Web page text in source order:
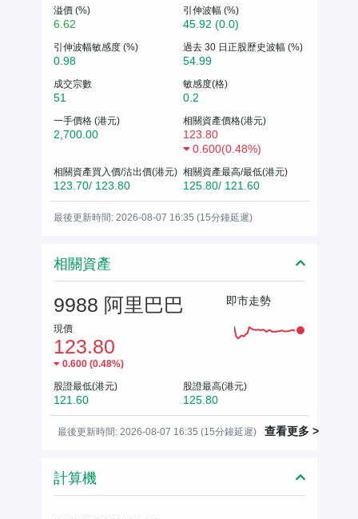
溢價 (%)
6.62
引伸波幅 (%)
45.92 (0.0)
引伸波幅敏感度 (%)
0.98
過去 30 日正股歷史波幅 (%)
54.99
成交宗數
51
敏感度(格)
0.2
一手價格 (港元)
2,700.00
相關資產價格(港元)
123.80
0.600(0.48%)
相關資產買入價/沽出價(港元)
123.70/ 123.80
相關資產最高/最低(港元)
125.80/ 121.60
最後更新時間: 2026-08-07 16:35 (15分鐘延遲)
相關資產
9988 阿里巴巴
現價
123.80
0.600(0.48%)
即市走勢
股證最低(港元)
121.60
股證最高(港元)
125.80
最後更新時間: 2026-08-07 16:35 (15分鐘延遲) 查看更多 >
計算機